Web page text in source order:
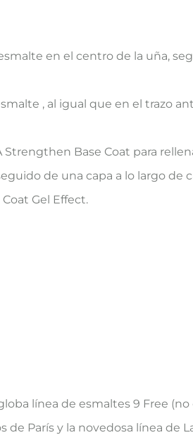
en el centro de la uña,
, al igual que en el trazo
Base Coat para
de una capa a lo largo de
Gel Effect.
línea de esmaltes 9 Free
París y la novedosa línea de